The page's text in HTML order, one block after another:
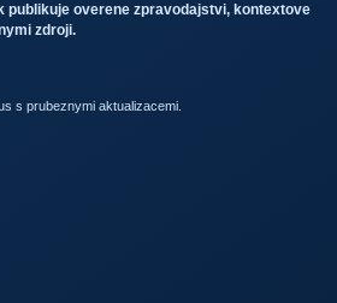
publikuje overene zpravodajstvi, kontextove
zdroji.
s prubeznymi aktualizacemi.